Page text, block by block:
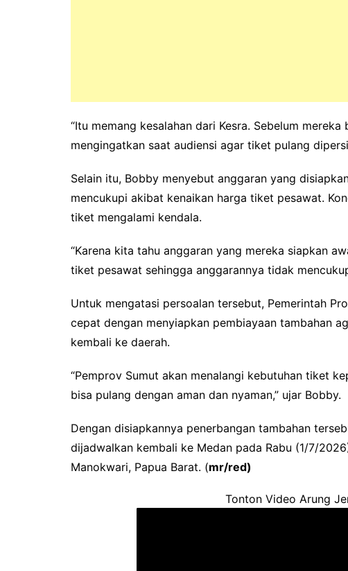
“Itu memang kesalahan dari Kesra. Sebelum
mengingatkan saat audiensi agar tiket pulang
Selain itu, Bobby menyebut anggaran yang
mencukupi akibat kenaikan harga tiket pesawat.
tiket mengalami kendala.
“Karena kita tahu anggaran yang mereka siapkan
tiket pesawat sehingga anggarannya tidak
Untuk mengatasi persoalan tersebut, Pemerintah
cepat dengan menyiapkan pembiayaan tambahan
kembali ke daerah.
“Pemprov Sumut akan menalangi kebutuhan tiket
bisa pulang dengan aman dan nyaman,” ujar Bobby.
Dengan disiapkannya penerbangan tambahan
dijadwalkan kembali ke Medan pada Rabu (1/7/
Manokwari, Papua Barat. (mr/red)
Tonton Video Arung